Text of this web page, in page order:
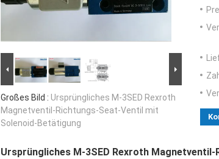
Großes Bild : Ursprüngliches M-3SED Rexroth
Magnetventil-Richtungs-Seat-Ventil mit
Solenoid-Betätigung
Ursprüngliches M-3SED Rexroth